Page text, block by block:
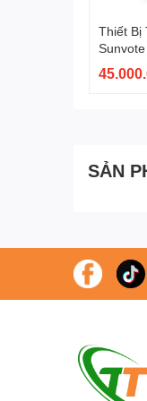
Thiết Bị
SẢN